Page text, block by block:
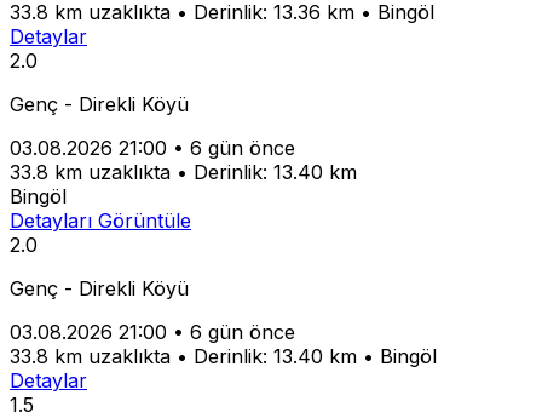
33.8 km uzaklıkta • Derinlik: 13.36 km • Bingöl
Detaylar
2.0
Genç - Direkli Köyü
03.08.2026 21:00 • 6 gün önce
33.8 km uzaklıkta • Derinlik: 13.40 km
Bingöl
Detayları Görüntüle
2.0
Genç - Direkli Köyü
03.08.2026 21:00 • 6 gün önce
33.8 km uzaklıkta • Derinlik: 13.40 km • Bingöl
Detaylar
1.5